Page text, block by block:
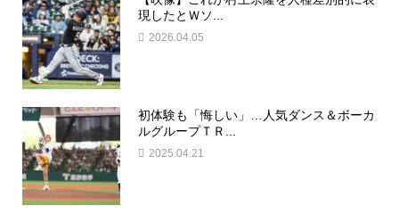
現したとＷソ...
2026.04.05
初体験も「悔しい」…人気ダンス＆ボーカ
ルグループＴＲ...
2025.04.21